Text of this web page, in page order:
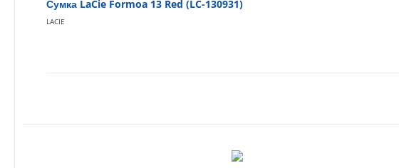
Сумка LaCie Formoa 13 Red (LC-130931)
LACIE